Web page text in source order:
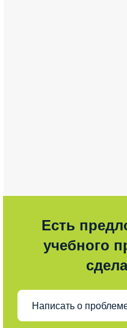
Есть
учебного
Написать о